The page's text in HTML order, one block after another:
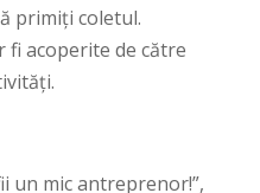
primiți coletul.
acoperite de către
un mic antreprenor!”,